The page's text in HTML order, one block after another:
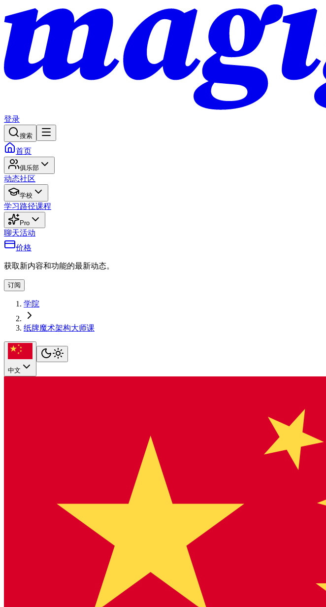
登录
搜索
首页
俱乐部
动态社区
学校
学习路径课程
Pro
聊天活动
价格
获取新内容和功能的最新动态。
订阅
学院
纸牌魔术架构大师课
中文